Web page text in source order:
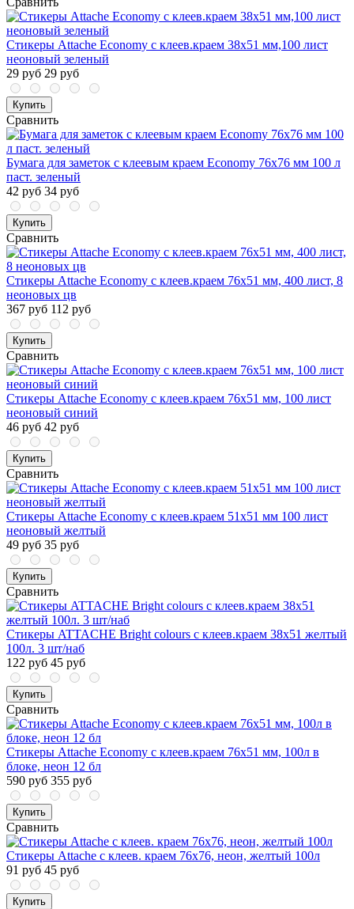
Стикеры Attache Economy с клеев.краем 38x51 мм,100 лист
неоновый зеленый
29 руб 29 руб
Купить
Сравнить
Бумага для заметок с клеевым краем Economy 76x76 мм 100 л
паст. зеленый
42 руб 34 руб
Купить
Сравнить
Стикеры Attache Economy с клеев.краем 76x51 мм, 400 лист, 8
неоновых цв
367 руб 112 руб
Купить
Сравнить
Стикеры Attache Economy с клеев.краем 76x51 мм, 100 лист
неоновый синий
46 руб 42 руб
Купить
Сравнить
Стикеры Attache Economy с клеев.краем 51x51 мм 100 лист
неоновый желтый
49 руб 35 руб
Купить
Сравнить
Стикеры ATTACHE Bright colours с клеев.краем 38х51 желтый
100л. 3 шт/наб
122 руб 45 руб
Купить
Сравнить
Стикеры Attache Economy с клеев.краем 76x51 мм, 100л в
блоке, неон 12 бл
590 руб 355 руб
Купить
Сравнить
Стикеры Attache с клеев. краем 76х76, неон, желтый 100л
91 руб 45 руб
Купить